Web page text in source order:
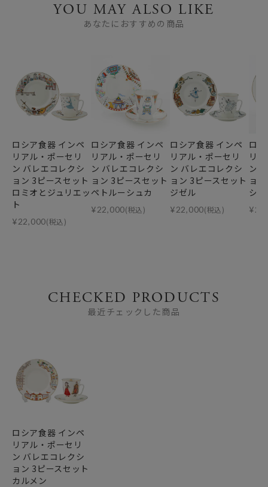
YOU MAY ALSO LIKE
あなたにおすすめの商品
ロシア食器 インペ
リアル・ポーセリ
ン バレエコレクシ
ョン 3ピースセット
ロミオとジュリエッ
ト
¥22,000(税込)
ロシア食器 インペ
リアル・ポーセリ
ン バレエコレクシ
ョン 3ピースセット
ペトルーシュカ
¥22,000(税込)
ロシア食器 インペ
リアル・ポーセリ
ン バレエコレクシ
ョン 3ピースセット
ジゼル
¥22,000(税込)
ロ
リ
ン
ョ
シ
¥
CHECKED PRODUCTS
最近チェックした商品
ロシア食器 インペ
リアル・ポーセリ
ン バレエコレクシ
ョン 3ピースセット
カルメン